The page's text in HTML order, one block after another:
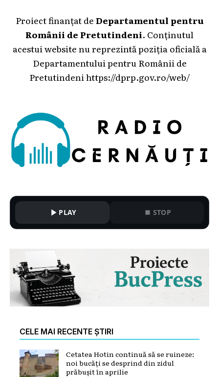
Proiect finanțat deDepartamentul pentru
Românii de Pretutindeni. Conținutul
acestui website nu reprezintă poziția oficială a
Departamentului pentru Românii de
Pretutindeni https://dprp.gov.ro/web/
PLAY STOP
CELE MAI RECENTE ȘTIRI
Cetatea Hotin continuă să se ruineze:
noi bucăți se desprind din zidul
prăbușit în aprilie